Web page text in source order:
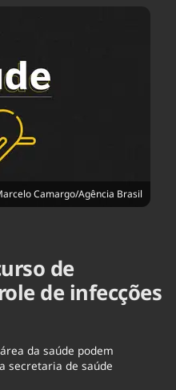
Política
Saúde
Tempo
Camargo/Agência Brasil
de
de infecções
da saúde podem
secretaria de saúde